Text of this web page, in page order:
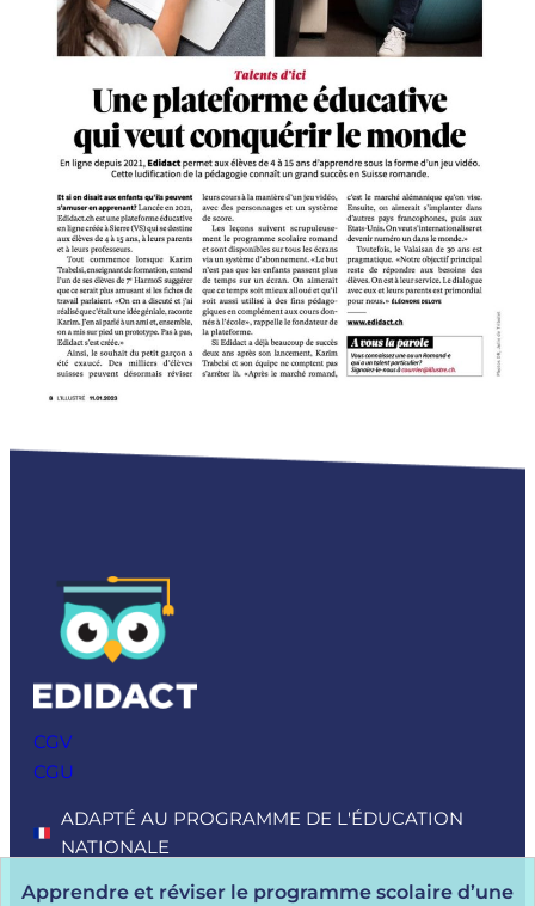
Apprendre et réviser le programme scolaire d’une
CGV
CGU
ADAPTÉ AU PROGRAMME DE L'ÉDUCATION
NATIONALE